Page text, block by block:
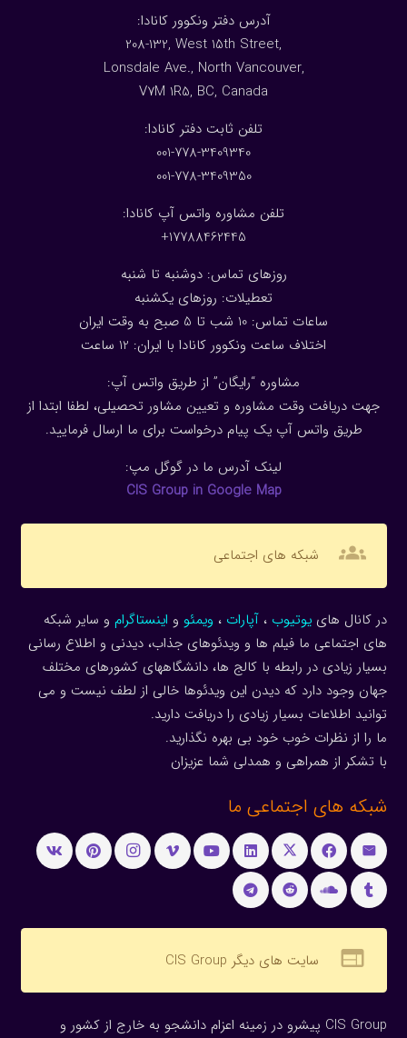
:آدرس دفتر ونکوور کانادا
208-132, West 15th Street,
Lonsdale Ave., North Vancouver,
V7M 1R5, BC, Canada
:تلفن ثابت دفتر کانادا
001-778-3409340
001-778-3409350
تلفن مشاوره واتس آپ کانادا:
17788462445+
روزهای تماس: دوشنبه تا شنبه
تعطیلات: روزهای یکشنبه
ساعات تماس: 10 شب تا 5 صبح به وقت ایران
اختلاف ساعت ونکوور کانادا با ایران: 1 2 ساعت
مشاوره “رایگان” از طریق واتس آپ:
جهت دریافت وقت مشاوره و تعیین مشاور تحصیلی، لطفا ابتدا از
طریق واتس آپ یک پیام درخواست برای ما ارسال فرمایید.
لینک آدرس ما در گوگل مپ:
CIS Group in Google Map
groups شبکه های اجتماعی
در کانال هاییوتیوب ، آپارات ، ویمئو و اینستاگرام و سایر شبکه
های اجتماعی ما فیلم ها و ویدئوهای جذاب، دیدنی و اطلاع رسانی
بسیار زیادی در رابطه با کالج ها، دانشگاههای کشورهای مختلف
جهان وجود دارد که دیدن این ویدئوها خالی از لطف نیست و می
توانید اطلاعات بسیار زیادی را دریافت دارید.
ما را از نظرات خوب خود بی بهره نگذارید.
با تشکر از همراهی و همدلی شما عزیزان
شبکه های اجتماعی ما
web سایت های دیگر CIS Group
CIS Group پیشرو در زمینه اعزام دانشجو به خارج از کشور و